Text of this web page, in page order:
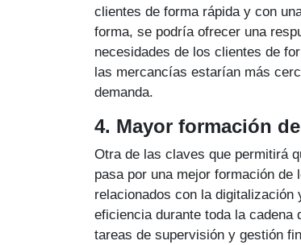
clientes de forma rápida y con
forma, se podría ofrecer una
necesidades de los clientes de
las mercancías estarían más
demanda.
4. Mayor formación
Otra de las claves que permitirá
pasa por una mejor formación
relacionados con la
eficiencia durante toda la cadena
tareas de supervisión y gestión